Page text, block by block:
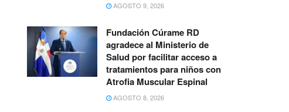
AGOSTO 9, 2026
Fundación Cúrame RD
agradece al Ministerio de
Salud por facilitar acceso a
tratamientos para niños con
Atrofia Muscular Espinal
AGOSTO 8, 2026